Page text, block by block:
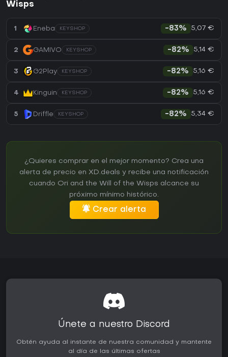
Wisps
1 Eneba KEYSHOP -83% 5,07 €
2 GAMIVO KEYSHOP -82% 5,14 €
3 G2Play KEYSHOP -82% 5,16 €
4 Kinguin KEYSHOP -82% 5,16 €
5 Driffle KEYSHOP -82% 5,34 €
¿Quieres comprar en el mejor momento? Crea una
alerta de precio en XD.deals y recibe una notificación
cuando Ori and the Will of the Wisps alcance su
próximo mínimo histórico.
Crear alerta
Únete a nuestro Discord
Obtén ayuda al instante de nuestra comunidad y mantente
al día de las últimas ofertas